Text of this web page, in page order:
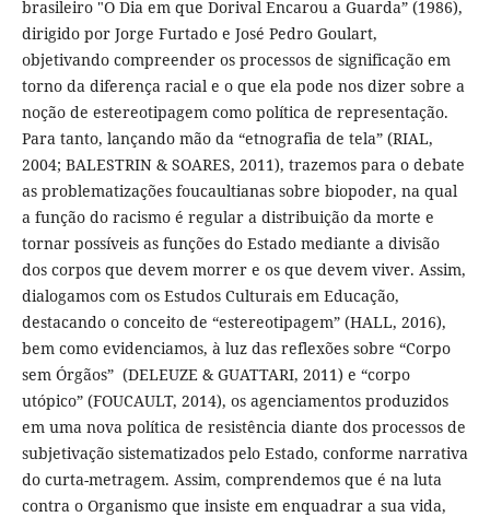
brasileiro "O Dia em que Dorival Encarou a Guarda” (1986),
dirigido por Jorge Furtado e José Pedro Goulart,
objetivando compreender os processos de significação em
torno da diferença racial e o que ela pode nos dizer sobre a
noção de estereotipagem como política de representação.
Para tanto, lançando mão da “etnografia de tela” (RIAL,
2004; BALESTRIN & SOARES, 2011), trazemos para o debate
as problematizações foucaultianas sobre biopoder, na qual
a função do racismo é regular a distribuição da morte e
tornar possíveis as funções do Estado mediante a divisão
dos corpos que devem morrer e os que devem viver. Assim,
dialogamos com os Estudos Culturais em Educação,
destacando o conceito de “estereotipagem” (HALL, 2016),
bem como evidenciamos, à luz das reflexões sobre “Corpo
sem Órgãos” (DELEUZE & GUATTARI, 2011) e “corpo
utópico” (FOUCAULT, 2014), os agenciamentos produzidos
em uma nova política de resistência diante dos processos de
subjetivação sistematizados pelo Estado, conforme narrativa
do curta-metragem. Assim, comprendemos que é na luta
contra o Organismo que insiste em enquadrar a sua vida,